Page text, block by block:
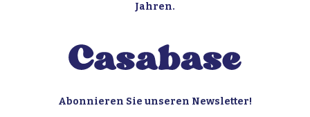
Jahren.
Abonnieren Sie unseren Newsletter!